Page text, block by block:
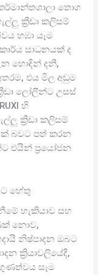
තොග
ක්‍රීඩා කලිසම්
හඹා යෑම
සාධනයක් ද
හොඳින් දනී,
එය මිල අඩුම
ලෝලීන්ට උසස්
හි
ක්‍රීඩා කලිසම්
බවට පත් කරන
එයින් ප්‍රයෝජන
හේතු
හැකියාව සහ
නොව,
නිෂ්පාදන ඔබට
ක්‍රියාවලියේදී,
ගුණත්වය සෑම